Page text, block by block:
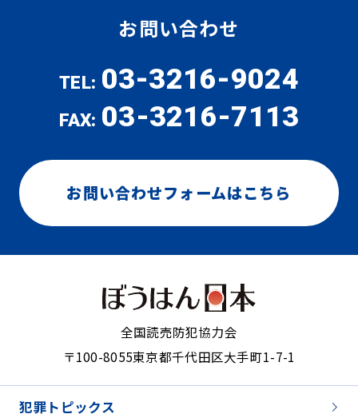
お問い合わせ
TEL: 03-3216-9024
FAX: 03-3216-7113
お問い合わせフォームはこちら
全国読売防犯協力会
〒100-8055東京都千代田区大手町1-7-1
犯罪トピックス